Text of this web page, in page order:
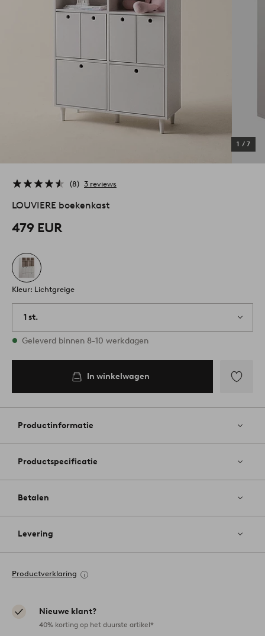
1 / 7
8 3 reviews
LOUVIERE boekenkast
479 EUR
Kleur: Lichtgreige
1 st.
Op voorraad
Geleverd binnen 8-10 werkdagen
In winkelwagen
aan
Productinformatie
Productspecificatie
Betalen
Levering
Productverklaring
Nieuwe klant?
40% korting op het duurste artikel*